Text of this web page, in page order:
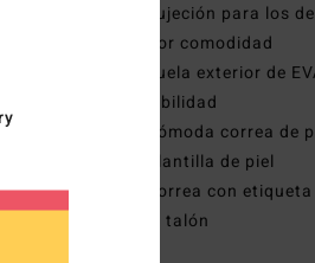
Sujeción para los
mayor comodidad
Suela exterior de
durabilidad
Cómoda correa de
Plantilla de piel
Correa con
en el talón